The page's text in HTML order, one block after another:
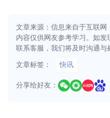
文章来源：信息来自于互联网
内容仅供网友参考学习。如
联系客服，我们将及时沟通与
文章标签： 快讯
分享给好友：